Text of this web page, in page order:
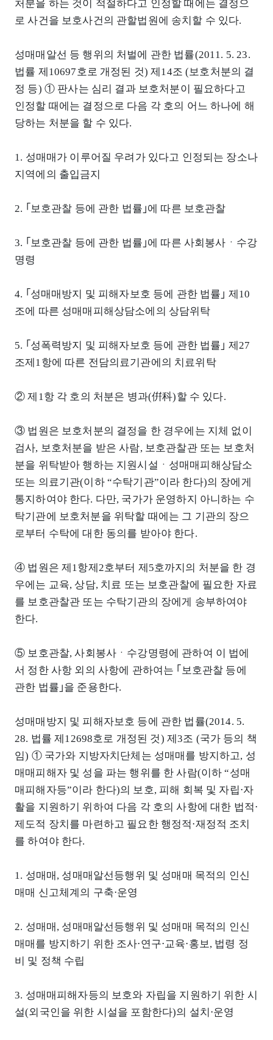
처분을 하는 것이 적절하다고 인정할 때에는 결정으
로 사건을 보호사건의 관할법원에 송치할 수 있다.
성매매알선 등 행위의 처벌에 관한 법률(2011. 5. 23.
법률 제10697호로 개정된 것) 제14조 (보호처분의 결
정 등) ① 판사는 심리 결과 보호처분이 필요하다고
인정할 때에는 결정으로 다음 각 호의 어느 하나에 해
당하는 처분을 할 수 있다.
1. 성매매가 이루어질 우려가 있다고 인정되는 장소나
지역에의 출입금지
2. ｢보호관찰 등에 관한 법률｣에 따른 보호관찰
3. ｢보호관찰 등에 관한 법률｣에 따른 사회봉사ㆍ수강
명령
4. ｢성매매방지 및 피해자보호 등에 관한 법률｣ 제10
조에 따른 성매매피해상담소에의 상담위탁
5. ｢성폭력방지 및 피해자보호 등에 관한 법률｣ 제27
조제1항에 따른 전담의료기관에의 치료위탁
② 제1항 각 호의 처분은 병과(倂科)할 수 있다.
③ 법원은 보호처분의 결정을 한 경우에는 지체 없이
검사, 보호처분을 받은 사람, 보호관찰관 또는 보호처
분을 위탁받아 행하는 지원시설ㆍ성매매피해상담소
또는 의료기관(이하 “수탁기관”이라 한다)의 장에게
통지하여야 한다. 다만, 국가가 운영하지 아니하는 수
탁기관에 보호처분을 위탁할 때에는 그 기관의 장으
로부터 수탁에 대한 동의를 받아야 한다.
④ 법원은 제1항제2호부터 제5호까지의 처분을 한 경
우에는 교육, 상담, 치료 또는 보호관찰에 필요한 자료
를 보호관찰관 또는 수탁기관의 장에게 송부하여야
한다.
⑤ 보호관찰, 사회봉사ㆍ수강명령에 관하여 이 법에
서 정한 사항 외의 사항에 관하여는 ｢보호관찰 등에
관한 법률｣을 준용한다.
성매매방지 및 피해자보호 등에 관한 법률(2014. 5.
28. 법률 제12698호로 개정된 것) 제3조 (국가 등의 책
임) ① 국가와 지방자치단체는 성매매를 방지하고, 성
매매피해자 및 성을 파는 행위를 한 사람(이하 “성매
매피해자등”이라 한다)의 보호, 피해 회복 및 자립⋅자
활을 지원하기 위하여 다음 각 호의 사항에 대한 법적⋅
제도적 장치를 마련하고 필요한 행정적⋅재정적 조치
를 하여야 한다.
1. 성매매, 성매매알선등행위 및 성매매 목적의 인신
매매 신고체계의 구축⋅운영
2. 성매매, 성매매알선등행위 및 성매매 목적의 인신
매매를 방지하기 위한 조사⋅연구⋅교육⋅홍보, 법령 정
비 및 정책 수립
3. 성매매피해자등의 보호와 자립을 지원하기 위한 시
설(외국인을 위한 시설을 포함한다)의 설치⋅운영